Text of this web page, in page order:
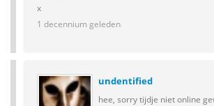
x
1 decennium geleden
undentified
hee, sorry tijdje niet online